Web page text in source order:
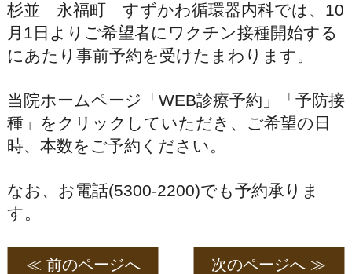
杉並 永福町 すずかわ循環器内科では、10
月1日よりご希望者にワクチン接種開始する
にあたり事前予約を受けたまわります。
当院ホームページ「WEB診療予約」「予防接
種」をクリックしていただき、ご希望の日
時、本数をご予約ください。
なお、お電話(5300-2200)でも予約承りま
す。
≪ 前のページへ 次のページへ ≫